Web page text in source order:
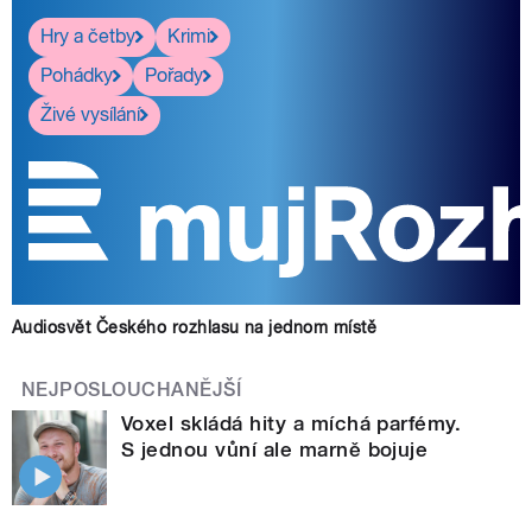
Hry a četby
Krimi
Pohádky
Pořady
Živé vysílání
Audiosvět Českého rozhlasu na jednom místě
NEJPOSLOUCHANĚJŠÍ
Voxel skládá hity a míchá parfémy.
S jednou vůní ale marně bojuje